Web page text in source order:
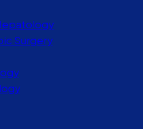
Surgery